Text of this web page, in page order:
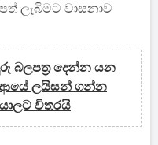
ලැබිමට වාසනාව
බලපත්‍ර දෙන්න යන
ආයේ ලයිසන් ගන්න
විතරයි